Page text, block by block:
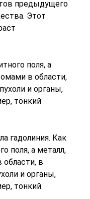
предыдущего
Этот
поля, а
в области,
и органы,
тонкий
гадолиния. Как
поля, а металл,
области, в
и органы,
тонкий